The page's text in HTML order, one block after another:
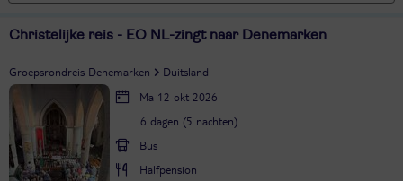
Christelijke reis - EO NL-zingt naar Denemarken
Groepsrondreis Denemarken
Duitsland
Ma 12 okt 2026
6 dagen (5 nachten)
Bus
Halfpension